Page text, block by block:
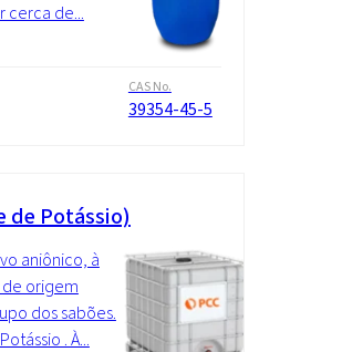
cerca de...
CAS No.
39354-45-5
de Potássio)
aniônico, à
origem
dos sabões.
. À...